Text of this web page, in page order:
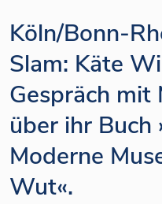
Köln/Bonn-
Slam: Käte
Gespräch mit
über ihr Buch
Moderne
Wut«.